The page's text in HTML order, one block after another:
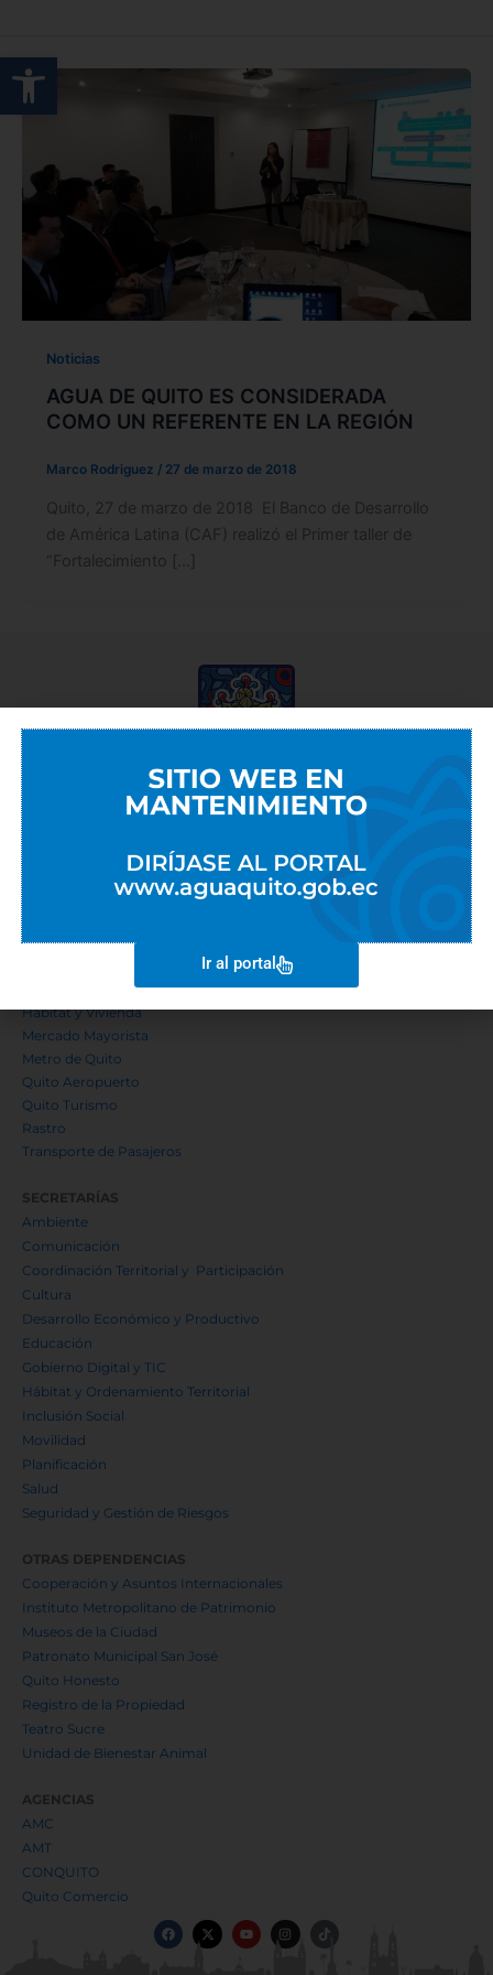
Abrir barra de herramientas
Noticias
AGUA DE QUITO ES CONSIDERADA
COMO UN REFERENTE EN LA REGIÓN
Marco Rodriguez / 27 de marzo de 2018
Quito, 27 de marzo de 2018 El Banco de Desarrollo
de América Latina (CAF) realizó el Primer taller de
“Fortalecimiento […]
EMPRESAS METROPOLITANAS
EPMAPS
Hábitat y Vivienda
Mercado Mayorista
Metro de Quito
Quito Aeropuerto
Quito Turismo
Rastro
Transporte de Pasajeros
SECRETARÍAS
Ambiente
Comunicación
Coordinación Territorial y Participación
Cultura
Desarrollo Económico y Productivo
Educación
Gobierno Digital y TIC
Hábitat y Ordenamiento Territorial
Inclusión Social
Movilidad
Planificación
Salud
Seguridad y Gestión de Riesgos
OTRAS DEPENDENCIAS
Cooperación y Asuntos Internacionales
Instituto Metropolitano de Patrimonio
Museos de la Ciudad
Patronato Municipal San José
Quito Honesto
Registro de la Propiedad
Teatro Sucre
Unidad de Bienestar Animal
AGENCIAS
AMC
AMT
CONQUITO
Quito Comercio
F
a
c
X
-
t
Y
o
u
I
n
s
T
i
k
Ir al portal